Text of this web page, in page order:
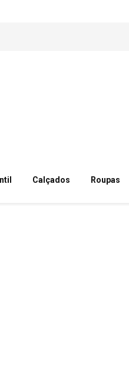
Calçados Roupas